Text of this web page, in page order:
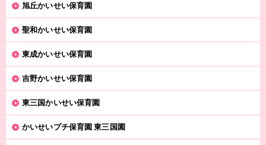
旭丘かいせい保育園
聖和かいせい保育園
東成かいせい保育園
吉野かいせい保育園
東三国かいせい保育園
かいせいプチ保育園 東三国園